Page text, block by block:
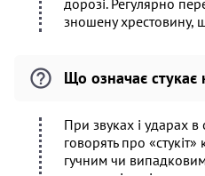
дорозі. Регулярно
зношену хрестовину,
Що означає стукає
При звуках і ударах в
говорять про
гучним чи